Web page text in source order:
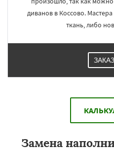
диванов в Коссово.
ткань, либо
Замена